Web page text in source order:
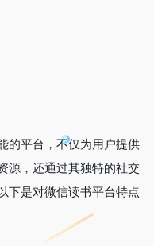
的平台，不仅为用户提供
源，还通过其独特的社交
下是对微信读书平台特点